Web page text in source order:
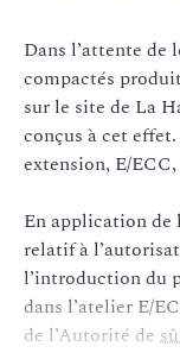
Dans l’attente de
compactés
sur le site de La
conçus à cet
extension, E/ECC,
En application de
relatif à
l’introduction du
dans l’atelier E/
de l’Autorité de